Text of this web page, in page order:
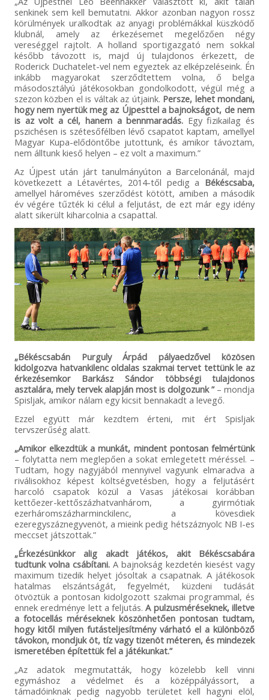
senkinek sem kell bemutatni. Akkor azonban nagyon rossz
körülmények uralkodtak az anyagi problémákkal küszködő
klubnál, amely az érkezésemet megelőzően négy
vereséggel rajtolt. A holland sportigazgató nem sokkal
később távozott is, majd új tulajdonos érkezett, de
Roderick Duchatelet-vel nem egyeztek az elképzeléseink. Én
inkább magyarokat szerződtettem volna, ő belga
másodosztályú játékosokban gondolkodott, végül még a
szezon közben el is váltak az útjaink. Persze, lehet mondani,
hogy nem nyertük meg az Újpesttel a bajnokságot, de nem
is az volt a cél, hanem a bennmaradás. Egy fizikailag és
pszichésen is szétesőfélben lévő csapatot kaptam, amellyel
Magyar Kupa-elődöntőbe jutottunk, és amikor távoztam,
nem álltunk kieső helyen – ez volt a maximum.”
Az Újpest után járt tanulmányúton a Barcelonánál, majd
következett a Létavértes, 2014-től pedig a Békéscsaba,
amellyel hároméves szerződést kötött, amiben a második
év végére tűzték ki célul a feljutást, de ezt már egy idény
alatt sikerült kiharcolnia a csapattal.
„Békéscsabán Purguly Árpád pályaedzővel közösen
kidolgozva hatvankilenc oldalas szakmai tervet tettünk le az
érkezésemkor Barkász Sándor többségi tulajdonos
asztalára, mely tervek alapján most is dolgozunk ” – mondja
Spisljak, amikor nálam egy kicsit bennakadt a levegő.
Ezzel együtt már kezdtem érteni, mit ért Spisljak
tervszerűség alatt.
„Amikor elkezdtük a munkát, mindent pontosan felmértünk
– folytatta nem meglepően a sokat emlegetett méréssel. –
Tudtam, hogy nagyjából mennyivel vagyunk elmaradva a
riválisokhoz képest költségvetésben, hogy a feljutásért
harcoló csapatok közül a Vasas játékosai korábban
kettőezer-kettőszázhatvanhárom, a gyirmótiak
ezerháromszázharminckilenc, a kövesdiek
ezeregyszáznegyvenöt, a mieink pedig hétszáznyolc NB I-es
meccset játszottak.”
„Érkezésünkkor alig akadt játékos, akit Békéscsabára
tudtunk volna csábítani.A bajnokság kezdetén kiesést vagy
maximum tizedik helyet jósoltak a csapatnak. A játékosok
hatalmas elszántságát, fegyelmét, küzdeni tudását
ötvöztük a pontosan kidolgozott szakmai programmal, és
ennek eredménye lett a feljutás.A pulzusméréseknek, illetve
a fotocellás méréseknek köszönhetően pontosan tudtam,
hogy kitől milyen futásteljesítmény várható el a különböző
távokon, mondjuk öt, tíz vagy tizenöt méteren, és mindezek
ismeretében építettük fel a játékunkat.”
„Az adatok megmutatták, hogy közelebb kell vinni
egymáshoz a védelmet és a középpályássort, a
támadóinknak pedig nagyobb területet kell hagyni elöl,